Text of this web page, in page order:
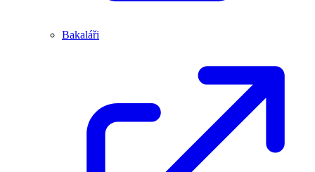
Bakaláři